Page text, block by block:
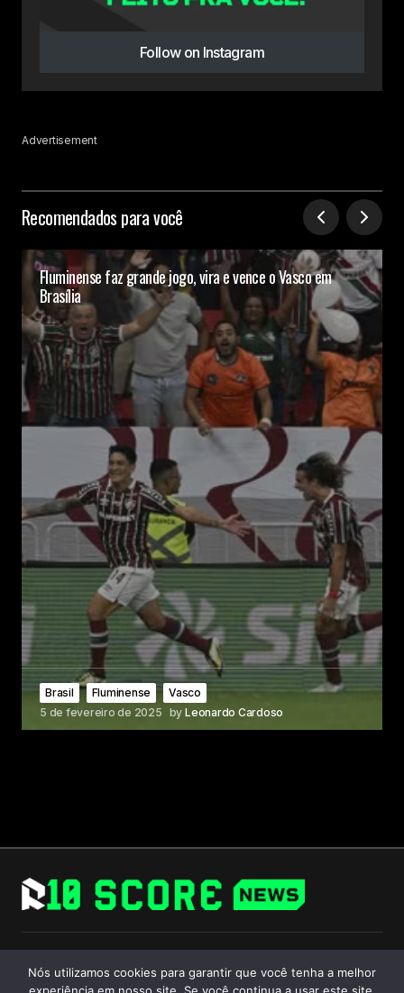
Follow on Instagram
Advertisement
Recomendados para você
Fluminense faz grande jogo, vira e vence o Vasco em
Brasília
Brasil Fluminense
Vasco
5 de fevereiro de 2025 by Leonardo Cardoso
Follow Us
Nós utilizamos cookies para garantir que você tenha a melhor